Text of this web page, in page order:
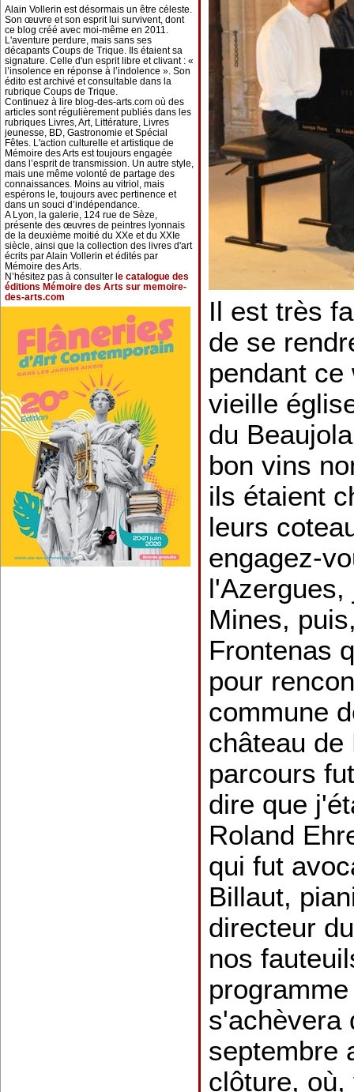
Alain Vollerin est désormais un être céleste.
Son œuvre et son esprit lui survivent, dont
ce blog créé avec moi-même en 2011.
L'aventure perdure, mais sans ses
décapants Coups de Trique. Ils étaient sa
signature. Celle d'un esprit libre et clivant : «
l’insolence en réponse à l’indolence ». Son
édito est archivé et consultable dans la
rubrique Coups de Trique.
Continuez à lire blog-des-arts.com où des
articles sont régulièrement publiés dans les
rubriques Livres, Art, Littérature, Livres
jeunesse, BD, Gastronomie et Spécial
Fêtes. L'action culturelle et artistique de
Mémoire des Arts est toujours engagée
dans l’esprit de transmission. Un autre style,
mais une même volonté de partage des
connaissances. Moins au vitriol, mais
espérons le, toujours avec pertinence et
dans un souci d’indépendance.
A Lyon, la galerie, 124 rue de Sèze,
présente des œuvres de peintres lyonnais
de la deuxième moitié du XXe et du XXIe
siècle, ainsi que la collection des livres d'art
écrits par Alain Vollerin et édités par
Mémoire des Arts.
N’hésitez pas à consulter l e catalogue des
éditions Mémoire des Arts sur memoire-
des-arts.com
Il est très
de se
pendant
vieille
du
bon vins
ils étaient
leurs
engagez-
Mines,
Frontenas
pour
commune
château de
parcours
dire que
Roland
qui fut
Billaut,
directeur
nos
s'achèvera
septembre
clôture,